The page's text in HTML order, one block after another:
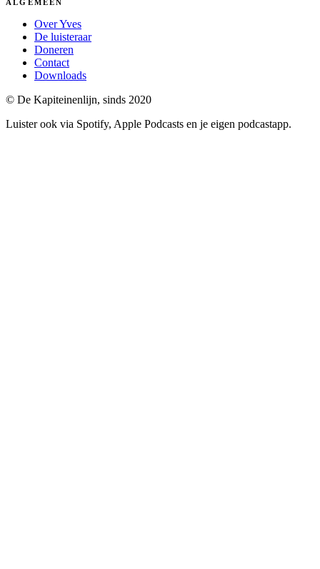
ALGEMEEN
Over Yves
De luisteraar
Doneren
Contact
Downloads
© De Kapiteinenlijn, sinds 2020
Luister ook via Spotify, Apple Podcasts en je eigen podcastapp.